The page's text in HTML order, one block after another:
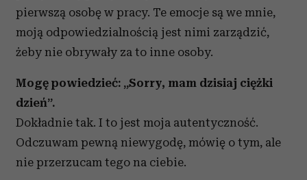
pierwszą osobę w pracy. Te emocje są we mnie,
moją odpowiedzialnością jest nimi zarządzić,
żeby nie obrywały za to inne osoby.
Mogę powiedzieć: „Sorry, mam dzisiaj ciężki
dzień”.
Dokładnie tak. I to jest moja autentyczność.
Odczuwam pewną niewygodę, mówię o tym, ale
nie przerzucam tego na ciebie.